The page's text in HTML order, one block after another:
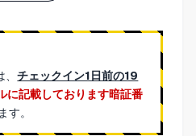
、チェックイン1日前の19
に記載しております暗証番
す。